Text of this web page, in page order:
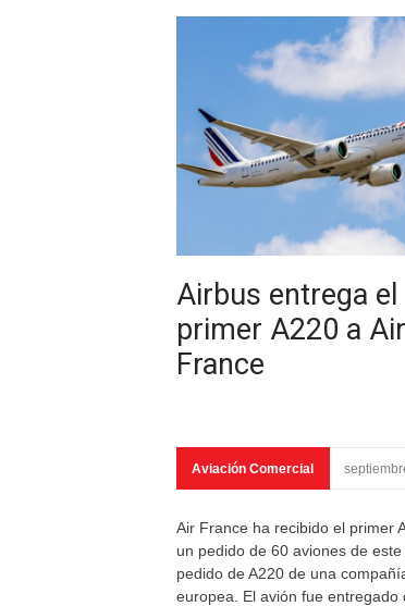
Airbus entrega el
primer A220 a Air
France
Aviación Comercial
Air France ha recibido el primer
un pedido de 60 aviones de
pedido de A220 de una
europea. El avión fue entregado